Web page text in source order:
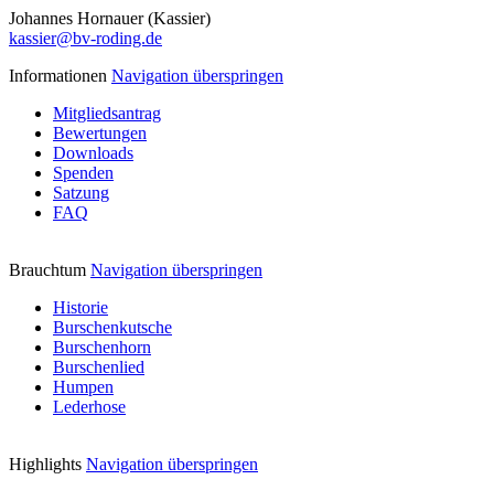
Johannes Hornauer (Kassier)
kassier@bv-roding.de
Informationen Navigation überspringen
Mitgliedsantrag
Bewertungen
Downloads
Spenden
Satzung
FAQ
Brauchtum Navigation überspringen
Historie
Burschenkutsche
Burschenhorn
Burschenlied
Humpen
Lederhose
Highlights Navigation überspringen